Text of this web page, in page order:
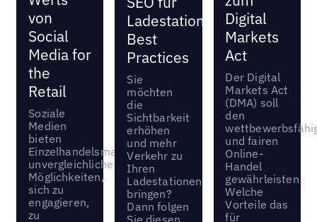
von
Social
Media for
the
Retail
Soziale
Medien
bieten
Einzelhandelsmarken
unvergleichliche
Möglichkeiten,
sich zu
engagieren,
zu
Ladestationsbetreiber:
Best
Practices
Sie
möchten
die
Sichtbarkeit
erhöhen
und mehr
Verkehr zu
Ihren
Ladestationen
bringen?
Dann folgen
Digital
Markets
Act
Der Digital
Markets Act
(DMA) soll
den
und fairen
Online-
Handel
gewährleisten.
Welche
Vorteile das
für